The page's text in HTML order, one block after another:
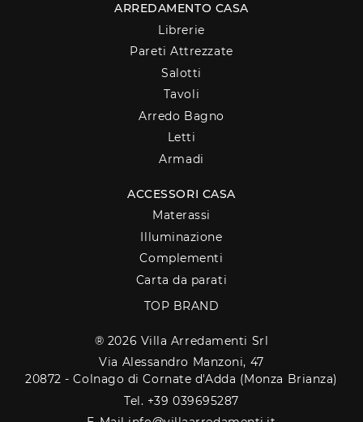
ARREDAMENTO CASA
Librerie
Pareti Attrezzate
Salotti
Tavoli
Arredo Bagno
Letti
Armadi
ACCESSORI CASA
Materassi
Illuminazione
Complementi
Carta da parati
TOP BRAND
® 2026 Villa Arredamenti Srl
Via Alessandro Manzoni, 47
20872 - Colnago di Cornate d'Adda (Monza Brianza)
Tel. +39 039695287